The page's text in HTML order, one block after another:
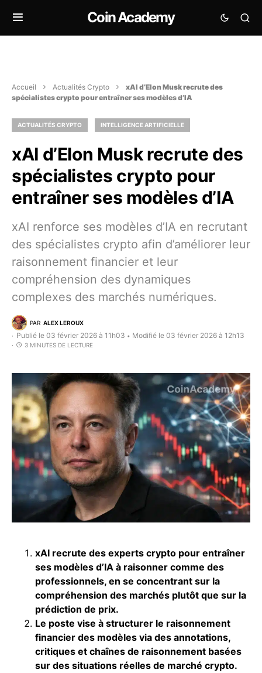
Coin Academy
Accueil Actualités Crypto
xAI d’Elon Musk recrute des
spécialistes crypto pour entraîner ses modèles d’IA
ACTUALITÉS CRYPTO INTELLIGENCE ARTIFICIELLE
xAI d’Elon Musk recrute des
spécialistes crypto pour
entraîner ses modèles d’IA
xAI renforce ses modèles d’IA en recrutant
des spécialistes crypto afin d’améliorer leur
raisonnement financier et leur
compréhension des dynamiques
complexes des marchés numériques.
PAR ALEX LEROUX
Publié le 03 février 2026 à 11h03 • Modifié le 03 février 2026 à 12h13
3 MINUTES DE LECTURE
xAI recrute des experts crypto pour entraîner
ses modèles d’IA à raisonner comme des
professionnels, en se concentrant sur la
compréhension des marchés plutôt que sur la
prédiction de prix.
Le poste vise à structurer le raisonnement
financier des modèles via des annotations,
critiques et chaînes de raisonnement basées
sur des situations réelles de marché crypto.